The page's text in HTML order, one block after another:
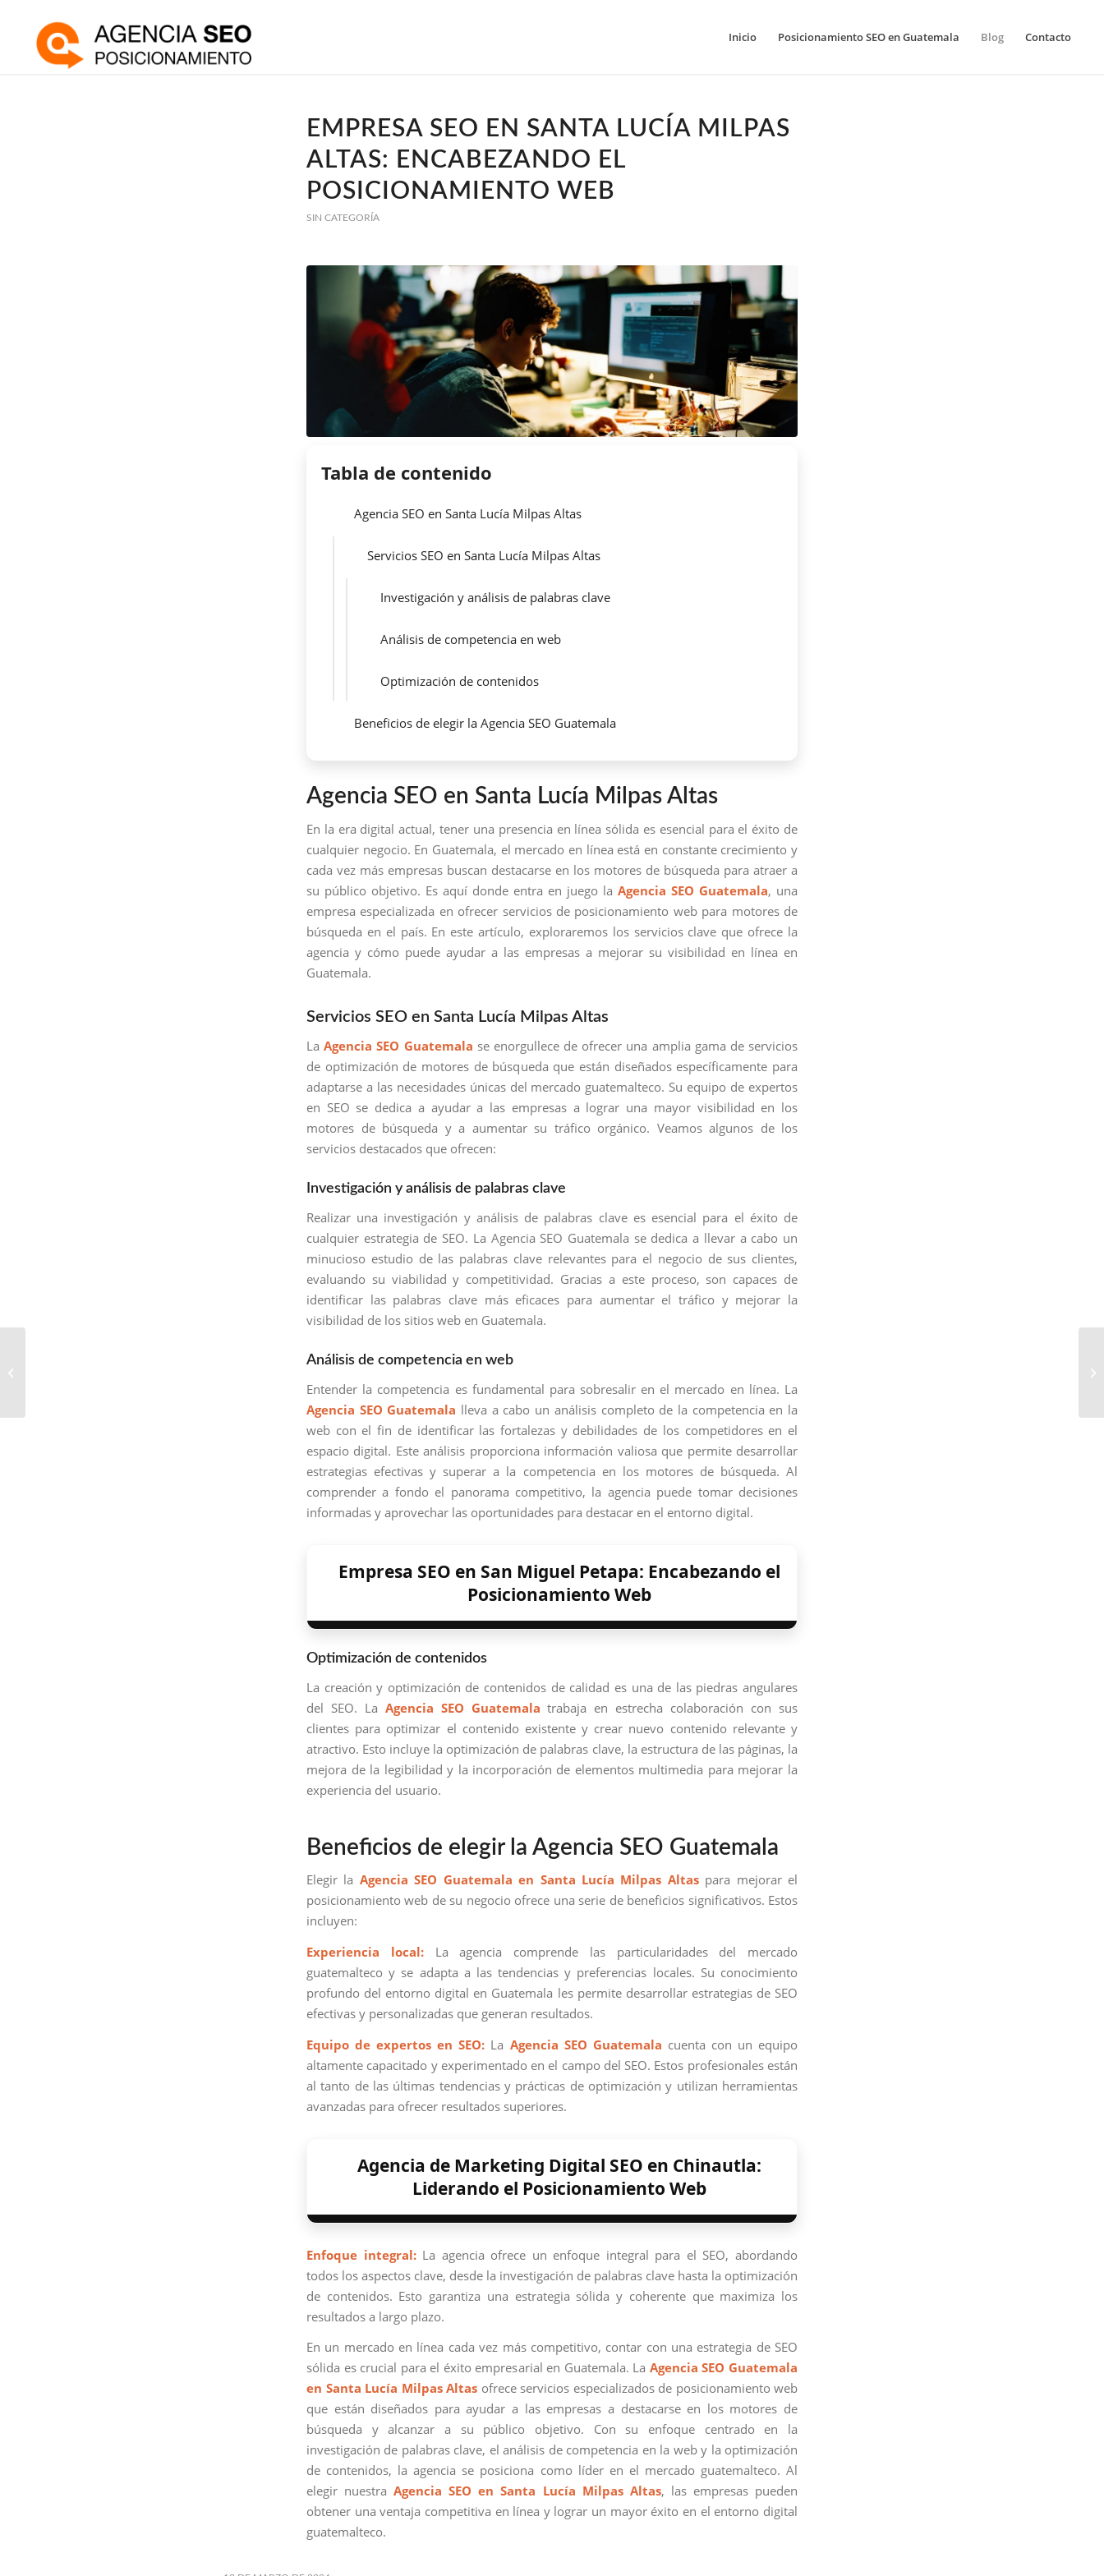
Inicio Posicionamiento SEO en Guatemala Blog Contacto
EMPRESA SEO EN SANTA LUCÍA MILPAS
ALTAS: ENCABEZANDO EL
POSICIONAMIENTO WEB
SIN CATEGORÍA
Tabla de contenido
Agencia SEO en Santa Lucía Milpas Altas
Servicios SEO en Santa Lucía Milpas Altas
Investigación y análisis de palabras clave
Análisis de competencia en web
Optimización de contenidos
Beneficios de elegir la Agencia SEO Guatemala
Agencia SEO en Santa Lucía Milpas Altas
En la era digital actual, tener una presencia en línea sólida es esencial para el éxito de
cualquier negocio. En Guatemala, el mercado en línea está en constante crecimiento y
cada vez más empresas buscan destacarse en los motores de búsqueda para atraer a
su público objetivo. Es aquí donde entra en juego la Agencia SEO Guatemala, una
empresa especializada en ofrecer servicios de posicionamiento web para motores de
búsqueda en el país. En este artículo, exploraremos los servicios clave que ofrece la
agencia y cómo puede ayudar a las empresas a mejorar su visibilidad en línea en
Guatemala.
Servicios SEO en Santa Lucía Milpas Altas
LaAgencia SEO Guatemala se enorgullece de ofrecer una amplia gama de servicios
de optimización de motores de búsqueda que están diseñados específicamente para
adaptarse a las necesidades únicas del mercado guatemalteco. Su equipo de expertos
en SEO se dedica a ayudar a las empresas a lograr una mayor visibilidad en los
motores de búsqueda y a aumentar su tráfico orgánico. Veamos algunos de los
servicios destacados que ofrecen:
Investigación y análisis de palabras clave
Realizar una investigación y análisis de palabras clave es esencial para el éxito de
cualquier estrategia de SEO. La Agencia SEO Guatemala se dedica a llevar a cabo un
minucioso estudio de las palabras clave relevantes para el negocio de sus clientes,
evaluando su viabilidad y competitividad. Gracias a este proceso, son capaces de
identificar las palabras clave más eficaces para aumentar el tráfico y mejorar la
visibilidad de los sitios web en Guatemala.
Análisis de competencia en web
Entender la competencia es fundamental para sobresalir en el mercado en línea. La
Agencia SEO Guatemala lleva a cabo un análisis completo de la competencia en la
web con el fin de identificar las fortalezas y debilidades de los competidores en el
espacio digital. Este análisis proporciona información valiosa que permite desarrollar
estrategias efectivas y superar a la competencia en los motores de búsqueda. Al
comprender a fondo el panorama competitivo, la agencia puede tomar decisiones
informadas y aprovechar las oportunidades para destacar en el entorno digital.
Empresa SEO en San Miguel Petapa: Encabezando el
Posicionamiento Web
Optimización de contenidos
La creación y optimización de contenidos de calidad es una de las piedras angulares
del SEO. La Agencia SEO Guatemala trabaja en estrecha colaboración con sus
clientes para optimizar el contenido existente y crear nuevo contenido relevante y
atractivo. Esto incluye la optimización de palabras clave, la estructura de las páginas, la
mejora de la legibilidad y la incorporación de elementos multimedia para mejorar la
experiencia del usuario.
Beneficios de elegir la Agencia SEO Guatemala
Elegir la Agencia SEO Guatemala en Santa Lucía Milpas Altaspara mejorar el
posicionamiento web de su negocio ofrece una serie de beneficios significativos. Estos
incluyen:
Experiencia local:La agencia comprende las particularidades del mercado
guatemalteco y se adapta a las tendencias y preferencias locales. Su conocimiento
profundo del entorno digital en Guatemala les permite desarrollar estrategias de SEO
efectivas y personalizadas que generan resultados.
Equipo de expertos en SEO: La Agencia SEO Guatemala cuenta con un equipo
altamente capacitado y experimentado en el campo del SEO. Estos profesionales están
al tanto de las últimas tendencias y prácticas de optimización y utilizan herramientas
avanzadas para ofrecer resultados superiores.
Agencia de Marketing Digital SEO en Chinautla:
Liderando el Posicionamiento Web
Enfoque integral:La agencia ofrece un enfoque integral para el SEO, abordando
todos los aspectos clave, desde la investigación de palabras clave hasta la optimización
de contenidos. Esto garantiza una estrategia sólida y coherente que maximiza los
resultados a largo plazo.
En un mercado en línea cada vez más competitivo, contar con una estrategia de SEO
sólida es crucial para el éxito empresarial en Guatemala. La Agencia SEO Guatemala
en Santa Lucía Milpas Altas ofrece servicios especializados de posicionamiento web
que están diseñados para ayudar a las empresas a destacarse en los motores de
búsqueda y alcanzar a su público objetivo. Con su enfoque centrado en la
investigación de palabras clave, el análisis de competencia en la web y la optimización
de contenidos, la agencia se posiciona como líder en el mercado guatemalteco. Al
elegir nuestraAgencia SEO en Santa Lucía Milpas Altas, las empresas pueden
obtener una ventaja competitiva en línea y lograr un mayor éxito en el entorno digital
guatemalteco.